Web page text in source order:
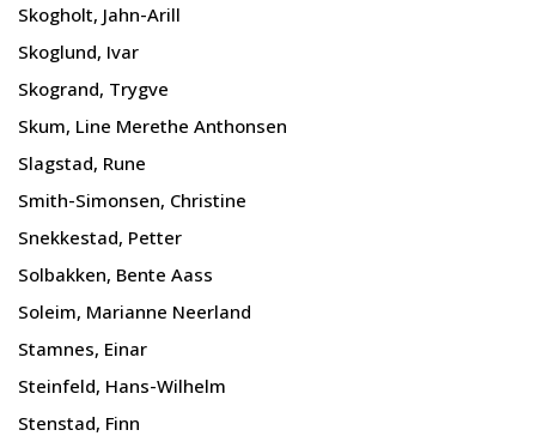
Skogholt, Jahn-Arill
Skoglund, Ivar
Skogrand, Trygve
Skum, Line Merethe Anthonsen
Slagstad, Rune
Smith-Simonsen, Christine
Snekkestad, Petter
Solbakken, Bente Aass
Soleim, Marianne Neerland
Stamnes, Einar
Steinfeld, Hans-Wilhelm
Stenstad, Finn